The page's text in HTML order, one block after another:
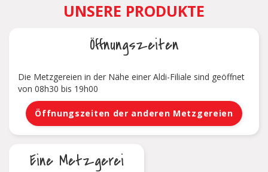
UNSERE PRODUKTE
Öffnungszeiten
Die Metzgereien in der Nähe einer Aldi-Filiale sind geöffnet
von 08h30 bis 19h00
Öffnungszeiten der anderen Metzgereien
Eine Metzgerei